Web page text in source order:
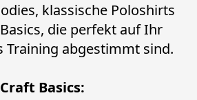
klassische Poloshirts
die perfekt auf Ihr
Training abgestimmt sind.
Craft Basics: